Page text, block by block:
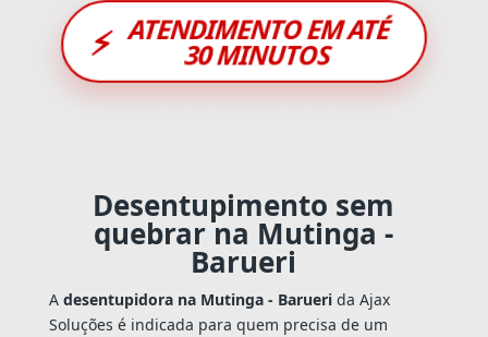
⚡ ATENDIMENTO EM ATÉ
30 MINUTOS
Desentupimento sem
quebrar na Mutinga -
Barueri
A desentupidora na Mutinga - Baruerida Ajax
Soluções é indicada para quem precisa de um